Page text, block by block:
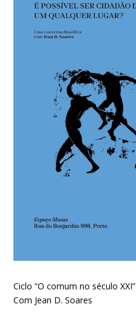
Ciclo “O comum no século XXI”
Com Jean D. Soares